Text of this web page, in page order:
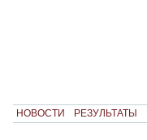
НОВОСТИ РЕЗУЛЬТАТЫ